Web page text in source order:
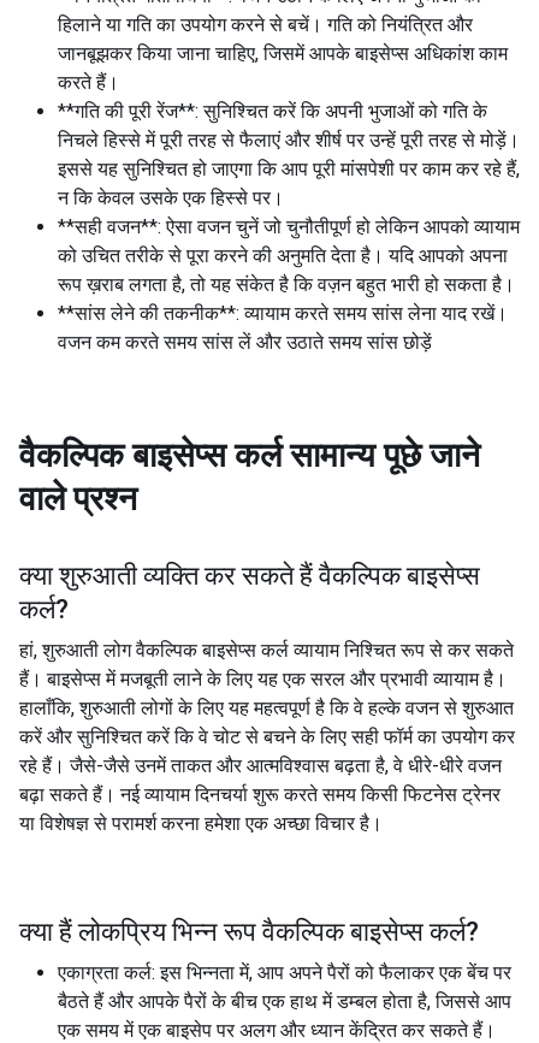
हिलाने या गति का उपयोग करने से बचें। गति को नियंत्रित और
जानबूझकर किया जाना चाहिए, जिसमें आपके बाइसेप्स अधिकांश काम
करते हैं।
**गति की पूरी रेंज**: सुनिश्चित करें कि अपनी भुजाओं को गति के
निचले हिस्से में पूरी तरह से फैलाएं और शीर्ष पर उन्हें पूरी तरह से मोड़ें।
इससे यह सुनिश्चित हो जाएगा कि आप पूरी मांसपेशी पर काम कर रहे हैं,
न कि केवल उसके एक हिस्से पर।
**सही वजन**: ऐसा वजन चुनें जो चुनौतीपूर्ण हो लेकिन आपको व्यायाम
को उचित तरीके से पूरा करने की अनुमति देता है। यदि आपको अपना
रूप ख़राब लगता है, तो यह संकेत है कि वज़न बहुत भारी हो सकता है।
**सांस लेने की तकनीक**: व्यायाम करते समय सांस लेना याद रखें।
वजन कम करते समय सांस लें और उठाते समय सांस छोड़ें
वैकल्पिक बाइसेप्स कर्ल सामान्य पूछे जाने
वाले प्रश्न
क्या शुरुआती व्यक्ति कर सकते हैं वैकल्पिक बाइसेप्स
कर्ल?
हां, शुरुआती लोग वैकल्पिक बाइसेप्स कर्ल व्यायाम निश्चित रूप से कर सकते
हैं। बाइसेप्स में मजबूती लाने के लिए यह एक सरल और प्रभावी व्यायाम है।
हालाँकि, शुरुआती लोगों के लिए यह महत्वपूर्ण है कि वे हल्के वजन से शुरुआत
करें और सुनिश्चित करें कि वे चोट से बचने के लिए सही फॉर्म का उपयोग कर
रहे हैं। जैसे-जैसे उनमें ताकत और आत्मविश्वास बढ़ता है, वे धीरे-धीरे वजन
बढ़ा सकते हैं। नई व्यायाम दिनचर्या शुरू करते समय किसी फिटनेस ट्रेनर
या विशेषज्ञ से परामर्श करना हमेशा एक अच्छा विचार है।
क्या हैं लोकप्रिय भिन्न रूप वैकल्पिक बाइसेप्स कर्ल?
एकाग्रता कर्ल: इस भिन्नता में, आप अपने पैरों को फैलाकर एक बेंच पर
बैठते हैं और आपके पैरों के बीच एक हाथ में डम्बल होता है, जिससे आप
एक समय में एक बाइसेप पर अलग और ध्यान केंद्रित कर सकते हैं।